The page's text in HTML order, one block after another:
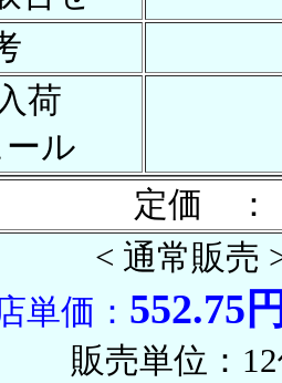
荷
ル
定価 ：
< 通常販売
単価： 552.75
販売単位：